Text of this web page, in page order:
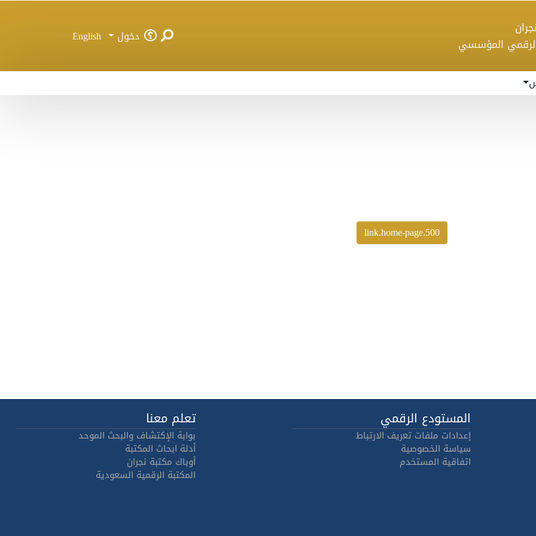
المؤسسي
دخول English
500.link.home-page
المستودع الرقمي
إعدادات ملفات تعريف الارتباط
سياسة الخصوصية
اتفاقية المستخدم
تعلم معنا
بوابة الإكتشاف والبحث الموحد
أدلة ابحاث المكتبة
أوباك مكتبة نجران
المكتبة الرقمية السعودية